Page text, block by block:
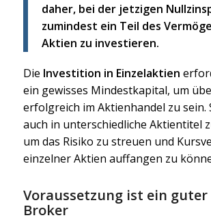
daher, bei der jetzigen
zumindest ein Teil des
Aktien zu investieren.
Die Investition in Einzelaktien
ein gewisses Mindestkapital, um
erfolgreich im Aktienhandel zu sein.
auch in unterschiedliche Aktientitel
um das Risiko zu streuen und
einzelner Aktien auffangen zu
Voraussetzung ist ein
Broker